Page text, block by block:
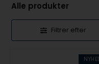
Alle produkter
Filtrer efter